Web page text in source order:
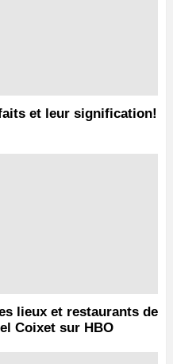
et leur signification!
lieux et restaurants de
Coixet sur HBO